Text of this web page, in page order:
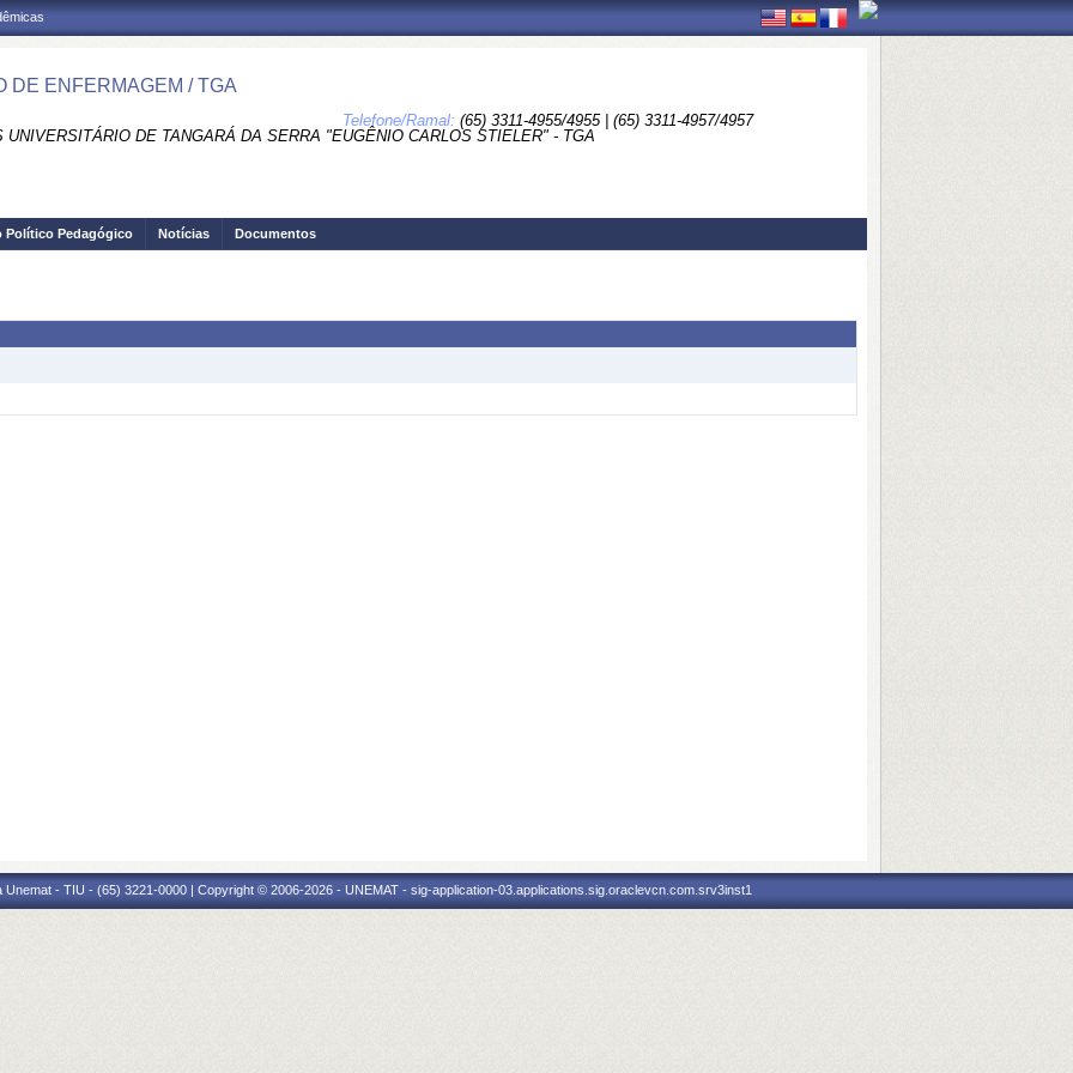
DE ENFERMAGEM / TGA
UNIVERSITÁRIO DE TANGARÁ DA SERRA "EUGÊNIO CARLOS STIELER" - TGA
Telefone/Ramal: (65) 3311-4955/4955 | (65) 3311-4957/4957
Político Pedagógico Notícias Documentos
Unemat - TIU - (65) 3221-0000 | Copyright © 2006-2026 - UNEMAT - sig-application-03.applications.sig.oraclevcn.com.srv3inst1